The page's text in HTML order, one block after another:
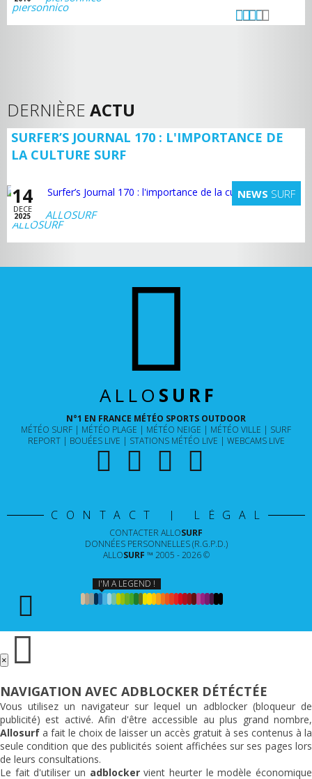
DERNIÈRE ACTU
SURFER’S JOURNAL 170 : L'IMPORTANCE DE
LA CULTURE SURF
14
DECE
2025
NEWS SURF
ALLOSURF
ALLO SURF
N°1 EN FRANCE MÉTÉO SPORTS OUTDOOR
MÉTÉO SURF
MÉTÉO PLAGE MÉTÉO NEIGE MÉTÉO VILLE
SURF
REPORT
BOUÉES LIVE STATIONS MÉTÉO LIVE WEBCAMS LIVE
CONTACT | LÉGAL
CONTACTER ALLOSURF
DONNÉES PERSONNELLES (R.G.P.D.)
ALLOSURF ™ 2005 - 2026 ©
I'M A LEGEND !
×
NAVIGATION AVEC ADBLOCKER DÉTÉCTÉE
Vous utilisez un navigateur sur lequel un adblocker (bloqueur de
publicité) est activé. Afin d'être accessible au plus grand nombre,
Allosurf a fait le choix de laisser un accès gratuit à ses contenus à la
seule condition que des publicités soient affichées sur ses pages lors
de leurs consultations.
Le fait d'utiliser un adblockervient heurter le modèle économique